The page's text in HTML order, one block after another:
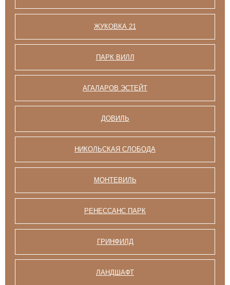
ЖУКОВКА 21
ПАРК ВИЛЛ
АГАЛАРОВ ЭСТЕЙТ
ДОВИЛЬ
НИКОЛЬСКАЯ СЛОБОДА
МОНТЕВИЛЬ
РЕНЕССАНС ПАРК
ГРИНФИЛД
ЛАНДШАФТ